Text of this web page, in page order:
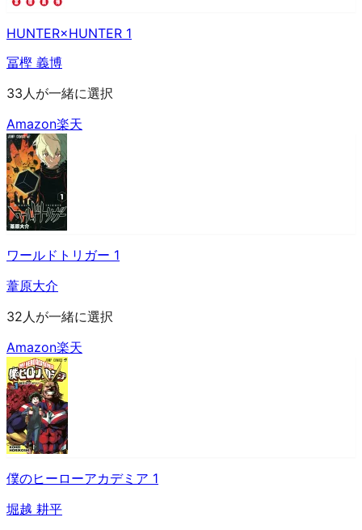
HUNTER×HUNTER 1
冨樫 義博
33人が一緒に選択
Amazon楽天
ワールドトリガー 1
葦原大介
32人が一緒に選択
Amazon楽天
僕のヒーローアカデミア 1
堀越 耕平